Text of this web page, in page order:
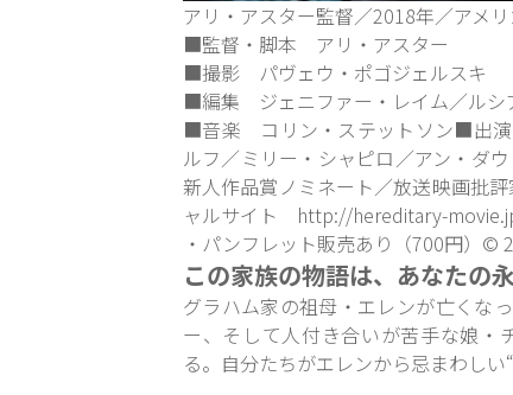
アリ・アスター監督／2018年／アメ
■監督・脚本 アリ・アスター
■撮影 パヴェウ・ポゴジェルスキ
■編集 ジェニファー・レイム／ルシ
■音楽 コリン・ステットソン■出演
ルフ／ミリー・シャピロ／アン・ダ
新人作品賞ノミネート／放送映画批
ャルサイト http://hereditary-
・パンフレット販売あり（700円）
この家族の物語は、あなたの
グラハム家の祖母・エレンが亡くな
ー、そして人付き合いが苦手な娘・
る。自分たちがエレンから忌まわし